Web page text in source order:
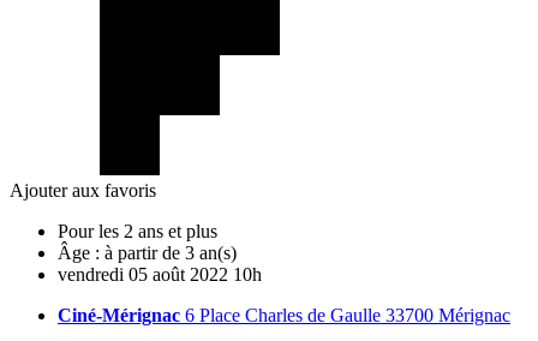
Ajouter aux favoris
Pour les 2 ans et plus
Âge : à partir de 3 an(s)
vendredi 05 août 2022 10h
Ciné-Mérignac 6 Place Charles de Gaulle 33700 Mérignac